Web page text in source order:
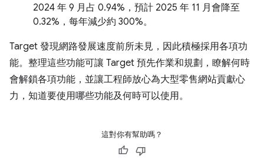
2024 年 9 月占 0.94%，預計 2025 年 11 月會降至
0.32%，每年減少約 300%。
Target 發現網路發展速度前所未見，因此積極採用各項功
能。整理這些功能可讓 Target 預先作業和規劃，瞭解何時
會解鎖各項功能，並讓工程師放心為大型零售網站貢獻心
力，知道要使用哪些功能及何時可以使用。
這對你有幫助嗎？